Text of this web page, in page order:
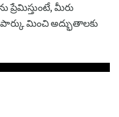
మీరు
మించి అద్భుతాలకు